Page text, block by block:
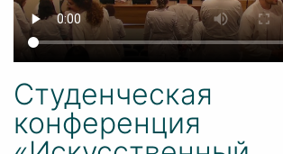
Студенческая
конференция